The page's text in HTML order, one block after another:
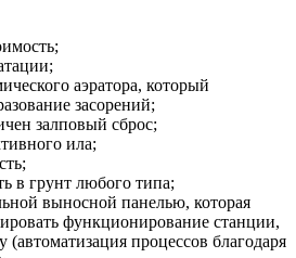
аэратора, который
засорений;
залповый сброс;
ила;
в грунт любого типа;
выносной панелью, которая
функционирование станции,
(автоматизация процессов благодаря